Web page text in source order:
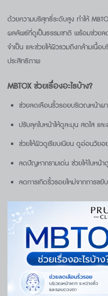
ด้วยความบริสุทธิ์ระดับสูง ทำให้
ผลลัพธ์ที่ดูเป็นธรรมชาติ พร้อมช่วยล
จำเป็น และช่วยให้ผิวรวมถึงกล้ามเนื้
ประสิทธิภาพ
MBTOXช่วยเรื่องอะไรบ้าง?
ช่วยลดเลือนริ้วรอยบริเวณหน้าผ
ปรับลุคใบหน้าให้ดูละมุน สดใส แล
ช่วยให้ผิวดูเรียบเนียน ดูอ่อนวัยอ
ลดปัญหากรามเด่น ช่วยให้ใบหน้า
ลดการเกิดริ้วรอยใหม่จากการขยั